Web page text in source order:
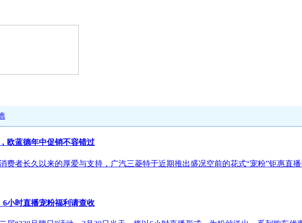
欧蓝德年中促销不容错过
费者长久以来的厚爱与支持，广汽三菱特于近期推出盛况空前的花式“宠粉”钜惠直
6小时直播宠粉福利请查收